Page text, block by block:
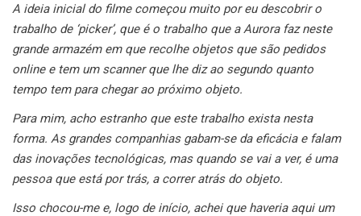
A ideia inicial do filme começou muito por eu descobrir o
trabalho de ‘picker’, que é o trabalho que a Aurora faz neste
grande armazém em que recolhe objetos que são pedidos
online e tem um scanner que lhe diz ao segundo quanto
tempo tem para chegar ao próximo objeto.
Para mim, acho estranho que este trabalho exista nesta
forma. As grandes companhias gabam-se da eficácia e falam
das inovações tecnológicas, mas quando se vai a ver, é uma
pessoa que está por trás, a correr atrás do objeto.
Isso chocou-me e, logo de início, achei que haveria aqui um